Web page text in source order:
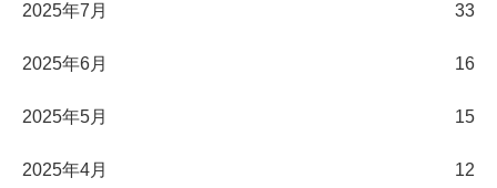
2025年7月 33
2025年6月 16
2025年5月 15
2025年4月 12